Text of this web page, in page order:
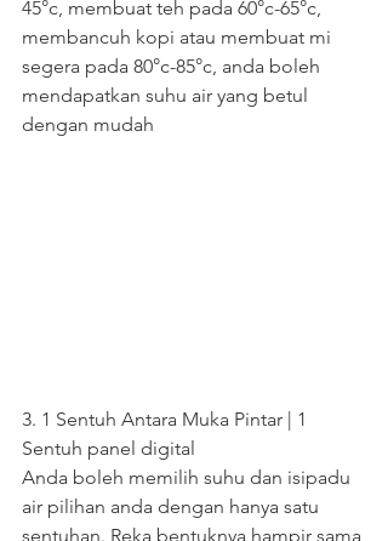
45°c, membuat teh pada 60°c-65°c,
membancuh kopi atau membuat mi
segera pada 80°c-85°c, anda boleh
mendapatkan suhu air yang betul
dengan mudah
3. 1 Sentuh Antara Muka Pintar | 1
Sentuh panel digital
Anda boleh memilih suhu dan isipadu
air pilihan anda dengan hanya satu
sentuhan. Reka bentuknya hampir sama